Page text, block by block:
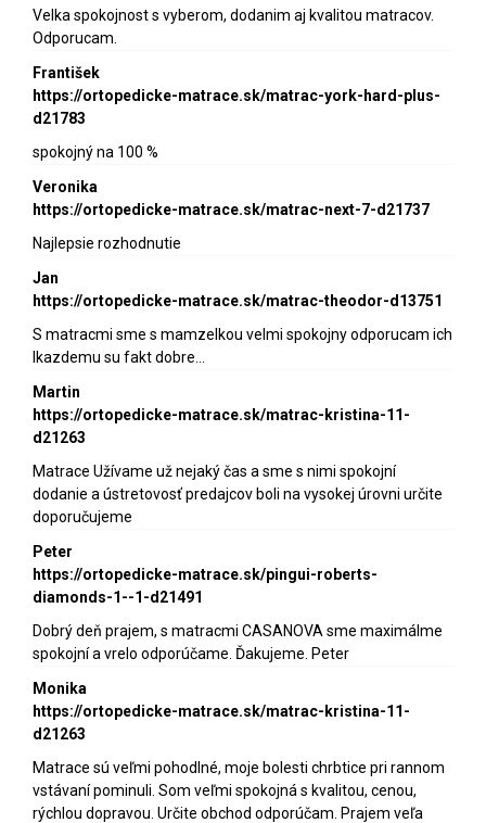
Velka spokojnost s vyberom, dodanim aj kvalitou matracov.
Odporucam.
František
https://ortopedicke-matrace.sk/matrac-york-hard-plus-
d21783
spokojný na 100 %
Veronika
https://ortopedicke-matrace.sk/matrac-next-7-d21737
Najlepsie rozhodnutie
Jan
https://ortopedicke-matrace.sk/matrac-theodor-d13751
S matracmi sme s mamzelkou velmi spokojny odporucam ich
lkazdemu su fakt dobre…
Martin
https://ortopedicke-matrace.sk/matrac-kristina-11-
d21263
Matrace Užívame už nejaký čas a sme s nimi spokojní
dodanie a ústretovosť predajcov boli na vysokej úrovni určite
doporučujeme
Peter
https://ortopedicke-matrace.sk/pingui-roberts-
diamonds-1--1-d21491
Dobrý deň prajem, s matracmi CASANOVA sme maximálme
spokojní a vrelo odporúčame. Ďakujeme. Peter
Monika
https://ortopedicke-matrace.sk/matrac-kristina-11-
d21263
Matrace sú veľmi pohodlné, moje bolesti chrbtice pri rannom
vstávaní pominuli. Som veľmi spokojná s kvalitou, cenou,
rýchlou dopravou. Určite obchod odporúčam. Prajem veľa